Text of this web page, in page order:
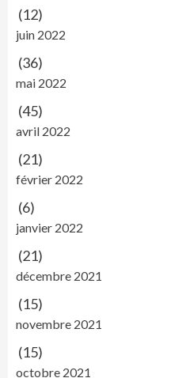
(12)
juin 2022
(36)
mai 2022
(45)
avril 2022
(21)
février 2022
(6)
janvier 2022
(21)
décembre 2021
(15)
novembre 2021
(15)
octobre 2021